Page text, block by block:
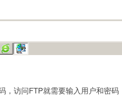
，访问FTP就需要输入用户和密